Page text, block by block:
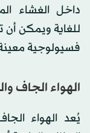
داخل الغشاء
للغاية ويمكن
فسيولوجية
الهواء الجاف
يُعد الهواء